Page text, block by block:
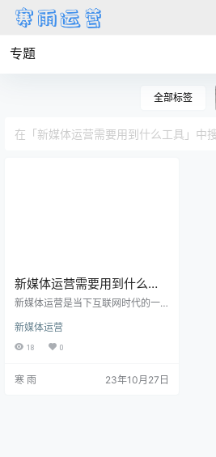
专题
全部标签
新媒体运营需要用到什么工
具
新媒体运营是当下互联网时代的一
速发展，新媒体平台的数量也越来
越多，运营者需要使用一系列工具
下几个方面展开详细阐述。 1. 社交
新媒体运营
18 0
寒 雨 23年10月27日